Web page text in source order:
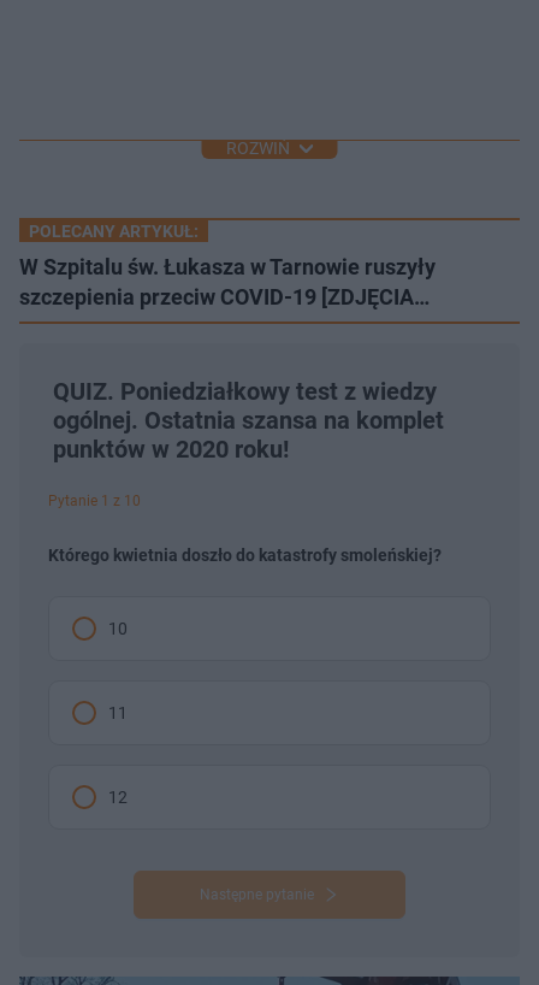
ROZWIŃ
POLECANY ARTYKUŁ:
W Szpitalu św. Łukasza w Tarnowie ruszyły
szczepienia przeciw COVID-19 [ZDJĘCIA…
QUIZ. Poniedziałkowy test z wiedzy
ogólnej. Ostatnia szansa na komplet
punktów w 2020 roku!
Pytanie 1 z 10
Którego kwietnia doszło do katastrofy smoleńskiej?
10
11
12
Następne pytanie